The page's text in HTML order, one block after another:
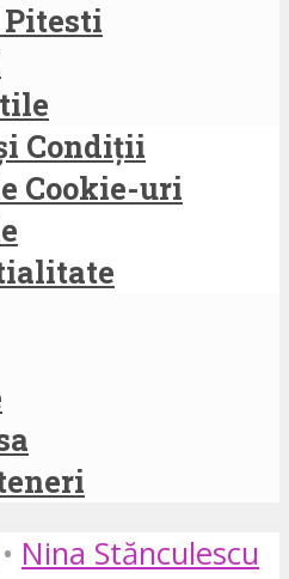
Condiții
Cookie-uri
• Nina Stănculescu